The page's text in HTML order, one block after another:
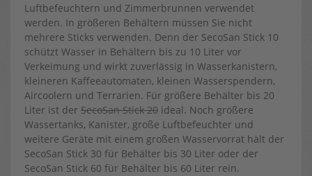
Luftbefeuchtern und Zimmerbrunnen verwendet
werden. In größeren Behältern müssen Sie nicht
mehrere Sticks verwenden. Denn der SecoSan Stick 10
schützt Wasser in Behältern bis zu 10 Liter vor
Verkeimung und wirkt zuverlässig in Wasserkanistern,
kleineren Kaffeeautomaten, kleinen Wasserspendern,
Aircoolern und Terrarien. Für größere Behälter bis 20
Liter ist der SecoSan Stick 20 ideal. Noch größere
Wassertanks, Kanister, große Luftbefeuchter und
weitere Geräte mit einem großen Wasservorrat hält der
SecoSan Stick 30 für Behälter bis 30 Liter oder der
SecoSan Stick 60 für Behälter bis 60 Liter rein.